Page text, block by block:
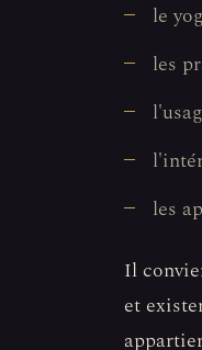
le
les
les
Il
et